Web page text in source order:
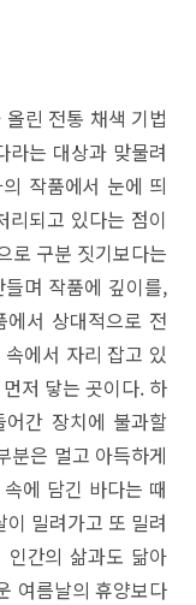
린 전통 채색 기법
라는 대상과 맞물려
작품에서 눈에 띄
리되고 있다는 점이
로 구분 짓기보다는
며 작품에 깊이를,
서 상대적으로 전
에서 자리 잡고 있
저 닿는 곳이다. 하
간 장치에 불과할
분은 멀고 아득하게
에 담긴 바다는 때
밀려가고 또 밀려
인간의 삶과도 닮아
여름날의 휴양보다